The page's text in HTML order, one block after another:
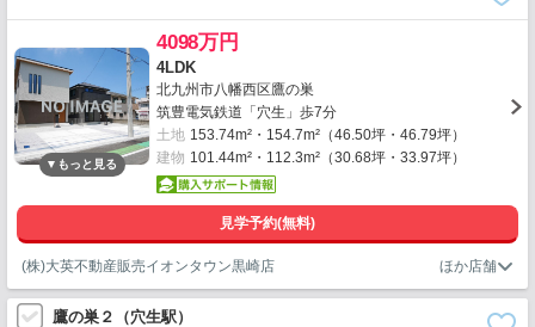
4098万円
4LDK
北九州市八幡西区鷹の巣
筑豊電気鉄道「穴生」歩7分
土地 153.74m²・154.7m²（46.50坪・46.79坪）
建物 101.44m²・112.3m²（30.68坪・33.97坪）
見学予約(無料)
(株)大英不動産販売イオンタウン黒崎店
鷹の巣２（穴生駅）